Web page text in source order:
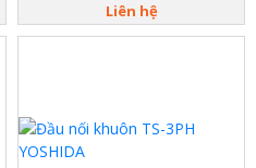
Liên hệ